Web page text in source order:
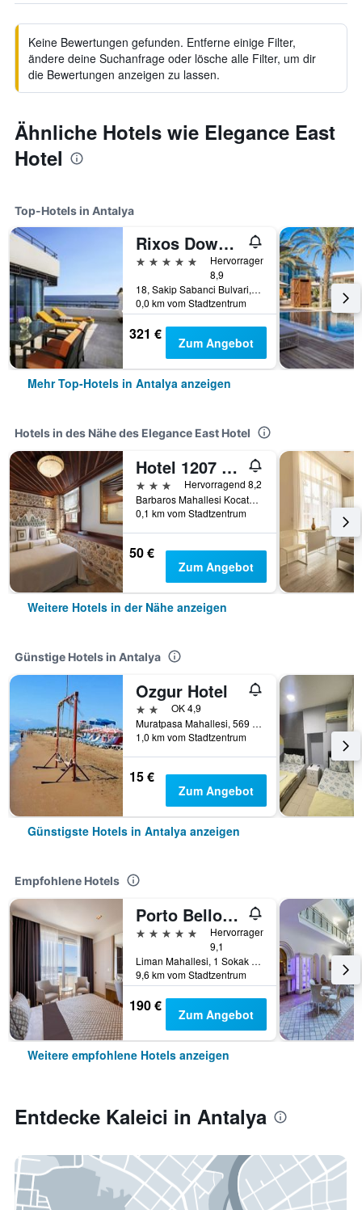
Keine Bewertungen gefunden. Entferne einige Filter,
ändere deine Suchanfrage oder lösche alle Filter, um dir
die Bewertungen anzeigen zu lassen.
Ähnliche Hotels wie Elegance East
Hotel
Top-Hotels in Antalya
Rixos Downtown Antalya - The Land Of Legends Access
5 Sterne
Hervorragend
8,9
18, Sakip Sabanci Bulvari, Antalya, Türkei
0,0 km vom Stadtzentrum
321 € Zum Angebot
Mehr Top-Hotels in Antalya anzeigen
Hotels in des Nähe des Elegance East Hotel
Hotel 1207 Special Class
3 Sterne
Hervorragend 8,2
Barbaros Mahallesi Kocatepe Sokak No: 13 Kaleiçi, Antalya, Türkei
0,1 km vom Stadtzentrum
50 €
Zum Angebot
Weitere Hotels in der Nähe anzeigen
Günstige Hotels in Antalya
Ozgur Hotel
2 SterneOK 4,9
Muratpasa Mahallesi, 569 Sokak no 3, Antalya, Türkei
1,0 km vom Stadtzentrum
15 €
Zum Angebot
Günstigste Hotels in Antalya anzeigen
Empfohlene Hotels
Porto Bello Hotel Resort & Spa
5 Sterne
Hervorragend
9,1
Liman Mahallesi, 1 Sokak 4A/4B, Konyaaltı, Antalya, Türkei
9,6 km vom Stadtzentrum
190 € Zum Angebot
Weitere empfohlene Hotels anzeigen
Entdecke Kaleici in Antalya